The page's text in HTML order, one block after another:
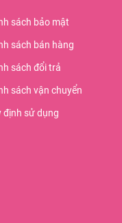
sách bảo mật
sách bán hàng
sách đổi trả
sách vận chuyển
định sử dụng